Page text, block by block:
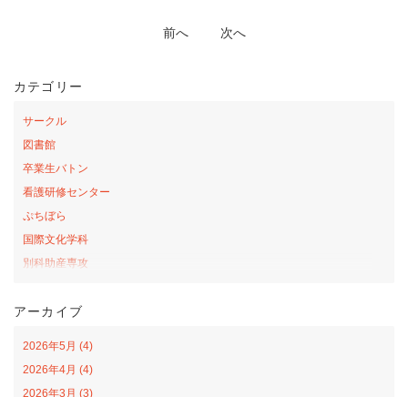
カテゴリー
サークル
図書館
卒業生バトン
看護研修センター
ぷちぼら
国際文化学科
別科助産専攻
お弁当の日プロジェクト
アーカイブ
2026年5月 (4)
2026年4月 (4)
2026年3月 (3)
前へ 次へ